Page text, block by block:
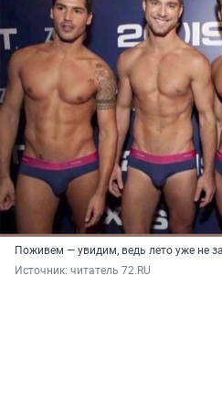
Поживем — увидим, ведь лето уже не
Источник: читатель 72.RU